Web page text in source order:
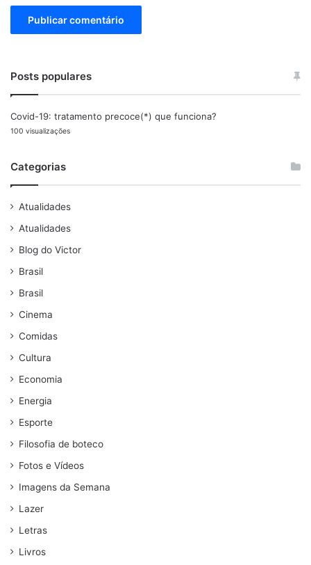
Posts populares
Covid-19: tratamento precoce(*) que funciona?
100 visualizações
Categorias
Atualidades
Atualidades
Blog do Victor
Brasil
Brasil
Cinema
Comidas
Cultura
Economia
Energia
Esporte
Filosofia de boteco
Fotos e Vídeos
Imagens da Semana
Lazer
Letras
Livros